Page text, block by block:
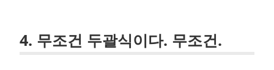
4. 무조건 두괄식이다. 무조건.